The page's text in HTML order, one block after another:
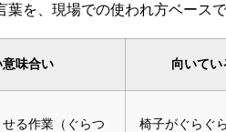
を、現場での使われ方ベースで
味合い 向いてい
る作業（ぐらつ
椅子がぐらぐ